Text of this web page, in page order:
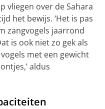
vliegen over de Sahara
het bewijs. ‘Het is pas
zangvogels jaarrond
is ook niet zo gek als
met een gewicht
aldus